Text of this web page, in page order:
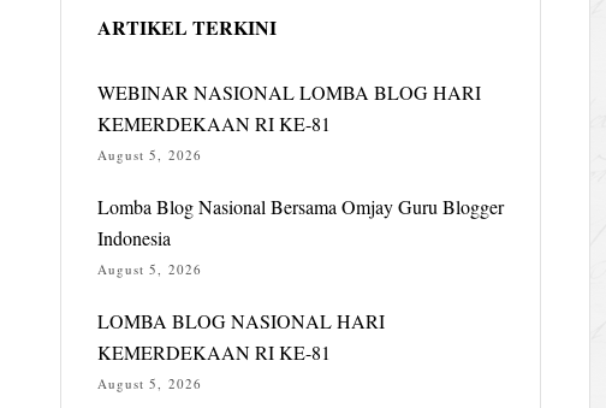
ARTIKEL TERKINI
WEBINAR NASIONAL LOMBA BLOG HARI
KEMERDEKAAN RI KE-81
August 5, 2026
Lomba Blog Nasional Bersama Omjay Guru Blogger
Indonesia
August 5, 2026
LOMBA BLOG NASIONAL HARI
KEMERDEKAAN RI KE-81
August 5, 2026